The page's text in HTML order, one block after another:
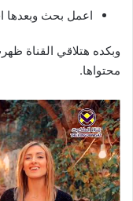
اعمل بحث وبعدها
وبكده هتلاقي القناة
محتواها.